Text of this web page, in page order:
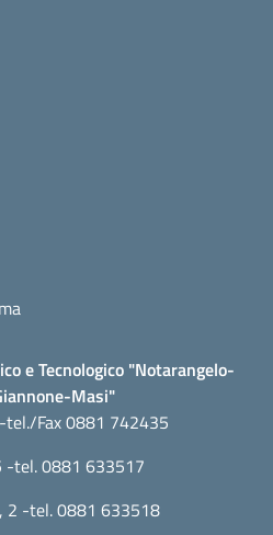
e Tecnologico "Notarangelo-
Masi"
Fax 0881 742435
-tel. 0881 633517
2 -tel. 0881 633518